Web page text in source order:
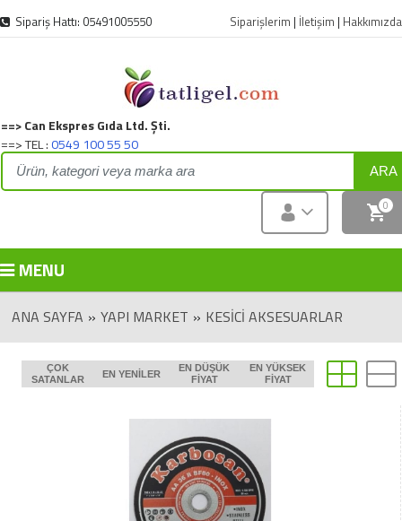
Sipariş Hattı: 05491005550 Siparişlerim | İletişim | Hakkımızda
Can Ekspres Gıda Ltd. Şti.
TEL :0549 100 55 50
ARA
0
MENU
ANA SAYFA » YAPI MARKET » KESICI AKSESUARLAR
ÇOK
SATANLAR
EN YENILER
EN DÜŞÜK
FIYAT
EN YÜKSEK
FIYAT